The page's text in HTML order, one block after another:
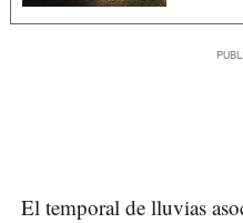
El temporal de lluvias